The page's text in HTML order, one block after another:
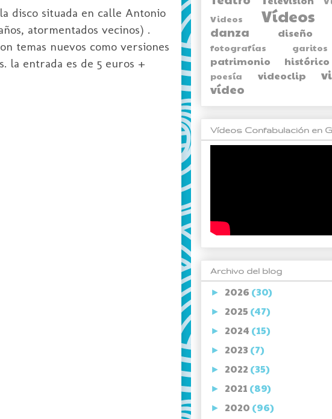
disco situada en calle Antonio
atormentados vecinos) .
temas nuevos como versiones
la entrada es de 5 euros +
Videos
Vídeos
danza diseño
fotografías garitos
patrimonio histórico
poesía videoclip
vídeo
Vídeos Confabulación en
Archivo del blog
► 2026 (30)
► 2025 (47)
► 2024 (15)
► 2023 (7)
► 2022 (35)
► 2021 (89)
► 2020 (96)